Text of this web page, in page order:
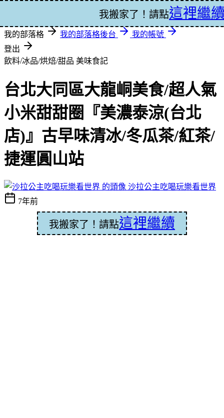
我的部落格 我的部落格後台
我的帳號
登出
飲料/冰品/烘焙/甜品 美味食記
台北大同區大龍峒美食/超人氣
小米甜甜圈『美濃泰涼(台北
店)』古早味清冰/冬瓜茶/紅茶/
捷運圓山站
沙拉公主吃喝玩樂看世界
7年前
我搬家了！請點這裡繼續
我搬家了！請點這裡繼